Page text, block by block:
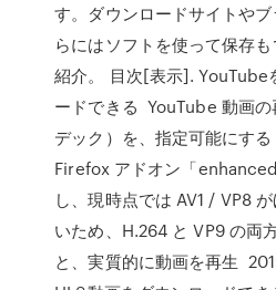
す。ダウンロードサイトや
らにはソフトを使って保存
紹介。 目次[表示]. YouTube
ードできる YouTube 動画
デック）を、指定可能にす
Firefox アドオン「
し、現時点では AV1 / VP8
いため、H.264 と VP9 の両
と、実質的に動画を再生